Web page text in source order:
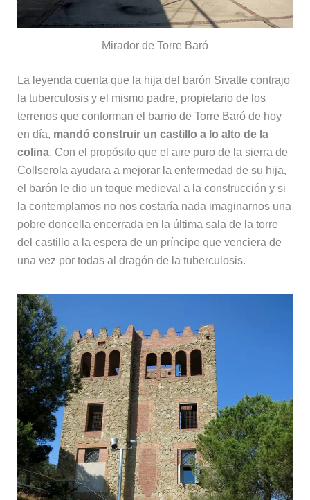
Mirador de Torre Baró
La leyenda cuenta que la hija del barón Sivatte contrajo
la tuberculosis y el mismo padre, propietario de los
terrenos que conforman el barrio de Torre Baró de hoy
en día, mandó construir un castillo a lo alto de la
colina. Con el propósito que el aire puro de la sierra de
Collserola ayudara a mejorar la enfermedad de su hija,
el barón le dio un toque medieval a la construcción y si
la contemplamos no nos costaría nada imaginarnos una
pobre doncella encerrada en la última sala de la torre
del castillo a la espera de un príncipe que venciera de
una vez por todas al dragón de la tuberculosis.